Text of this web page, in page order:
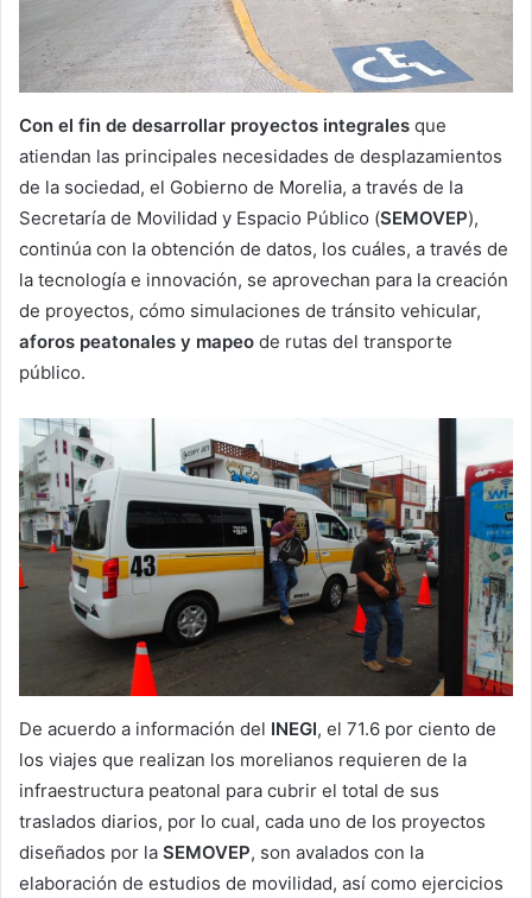
Con el fin de desarrollar proyectos integrales que
atiendan las principales necesidades de desplazamientos
de la sociedad, el Gobierno de Morelia, a través de la
Secretaría de Movilidad y Espacio Público (SEMOVEP),
continúa con la obtención de datos, los cuáles, a través de
la tecnología e innovación, se aprovechan para la creación
de proyectos, cómo simulaciones de tránsito vehicular,
aforos peatonales y mapeo de rutas del transporte
público.
De acuerdo a información del INEGI, el 71.6 por ciento de
los viajes que realizan los morelianos requieren de la
infraestructura peatonal para cubrir el total de sus
traslados diarios, por lo cual, cada uno de los proyectos
diseñados por la SEMOVEP, son avalados con la
elaboración de estudios de movilidad, así como ejercicios